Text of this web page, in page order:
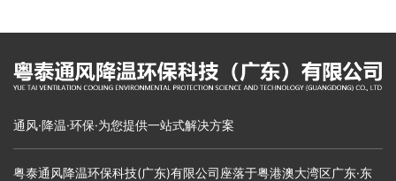
通风·降温·环保·为您提供一站式解决方案
粤泰通风降温环保科技(广东)有限公司座落于粤港澳大湾区广东·东